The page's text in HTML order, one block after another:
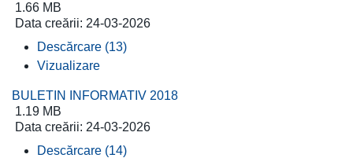
1.66 MB
Data creării: 24-03-2026
Descărcare (13)
Vizualizare
BULETIN INFORMATIV 2018
1.19 MB
Data creării: 24-03-2026
Descărcare (14)